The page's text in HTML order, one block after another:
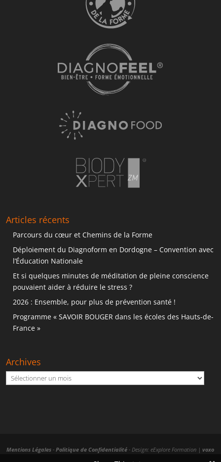
Articles récents
Parcours du cœur et Chemins de la Forme
Déploiement du Diagnoform en Dordogne – Convention avec
l’Éducation Nationale
Et si quelques minutes de méditation de pleine conscience
pouvaient aider à réduire le stress ?
2026 : Ensemble, pour plus de prévention santé !
Programme « SAVOIR BOUGER dans les écoles des Hauts-de-
France »
Archives
Archives
Mentions Légales -Politique de Confidentialité - Design: eExplore Formation |voxo